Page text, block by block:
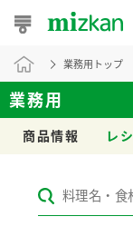
おうちレシ
おすすめレシピ
レシピカテゴリ一
業務用トップ
業務用
商品情報 レ